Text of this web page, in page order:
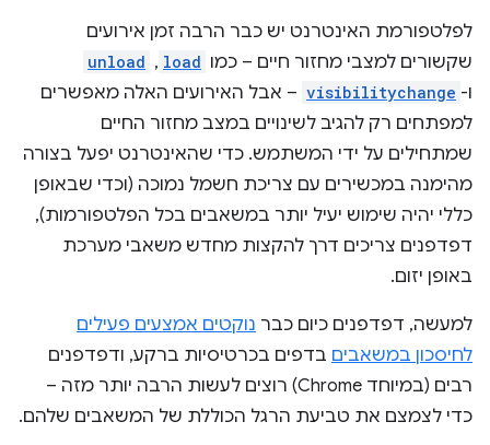
לפלטפורמת האינטרנט יש כבר הרבה זמן אירועים
שקשורים למצבי מחזור חיים – כמו load
, ‏
unload
ו- visibilitychange – אבל האירועים האלה מאפשרים
למפתחים רק להגיב לשינויים במצב מחזור החיים
שמתחילים על ידי המשתמש. כדי שהאינטרנט יפעל בצורה
מהימנה במכשירים עם צריכת חשמל נמוכה (וכדי שבאופן
כללי יהיה שימוש יעיל יותר במשאבים בכל הפלטפורמות),
דפדפנים צריכים דרך להקצות מחדש משאבי מערכת
באופן יזום.
למעשה, דפדפנים כיום כבר נוקטים אמצעים פעילים
לחיסכון במשאבים בדפים בכרטיסיות ברקע, ודפדפנים
רבים (במיוחד Chrome) רוצים לעשות הרבה יותר מזה –
כדי לצמצם את טביעת הרגל הכוללת של המשאבים שלהם.